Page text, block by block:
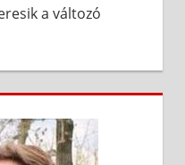
a változó